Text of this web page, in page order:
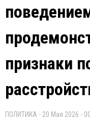
признаки
ПОЛИТИКА - 20 Мая 2026 -